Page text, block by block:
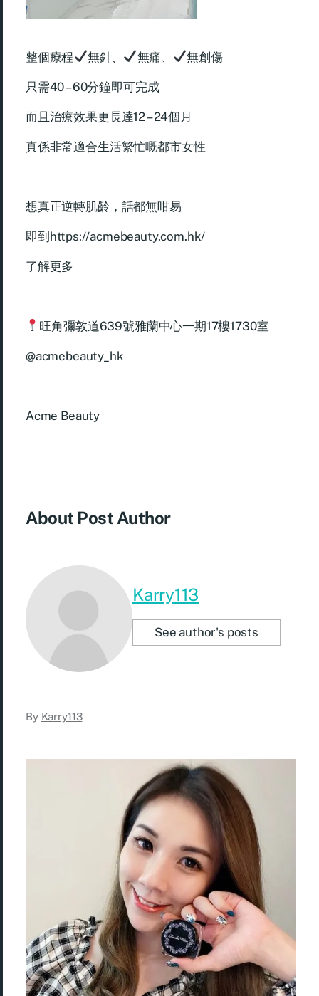
整個療程 無針、 無痛、 無創傷
只需40 – 60分鐘即可完成
而且治療效果更長達12 – 24個月
真係非常適合生活繁忙嘅都市女性
想真正逆轉肌齡，話都無咁易
即到https://acmebeauty.com.hk/
了解更多
旺角彌敦道639號雅蘭中心一期17樓1730室
@acmebeauty_hk
Acme Beauty
About Post Author
Karry113
See author's posts
By Karry113